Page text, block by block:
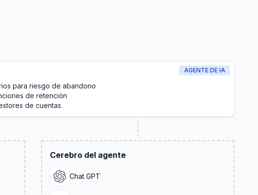
AGENTE DE IA
para riesgo de abandono
de retención
de cuentas
Cerebro del agente
Chat GPT